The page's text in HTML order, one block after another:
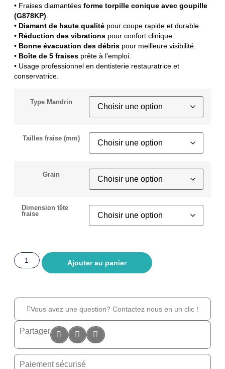
• Fraises diamantées forme torpille conique avec goupille
(G878KP)
• Diamant de haute qualitépour coupe rapide et durable.
• Réduction des vibrationspour confort clinique.
• Bonne évacuation des débrispour meilleure visibilité.
• Boîte de 5 fraisesprête à l’emploi.
• Usage professionnel en dentisterie restauratrice et
conservatrice.
Type Mandrin
Tailles fraise (mm)
Grain
Dimension tête
fraise
Ajouter au panier
Vous avez une question? Contactez nous en un clic !
Partager
Paiement sécurisé